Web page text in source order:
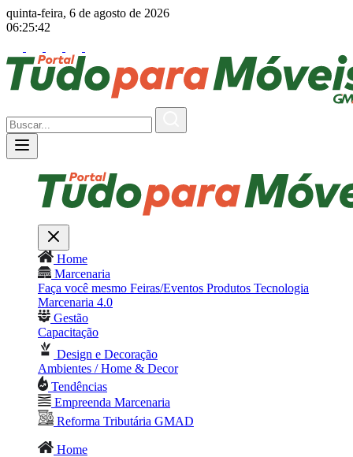
quinta-feira, 6 de agosto de 2026
06:25:44
Home
Marcenaria
Faça você mesmo Feiras/Eventos Produtos Tecnologia
Marcenaria 4.0
Gestão
Capacitação
Design e Decoração
Ambientes / Home & Decor
Tendências
Empreenda Marcenaria
Reforma Tributária GMAD
Home